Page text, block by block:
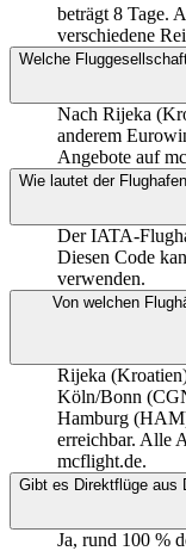
beträgt 8 Tage.
verschiedene
Welche
Nach Rijeka
anderem
Angebote auf
Wie lautet der
Der IATA-
Diesen Code
verwenden.
Von welchen
Rijeka
Köln/Bonn
Hamburg
erreichbar. Alle
mcflight.de.
Gibt es Direktflüge aus
Ja, rund 100 %